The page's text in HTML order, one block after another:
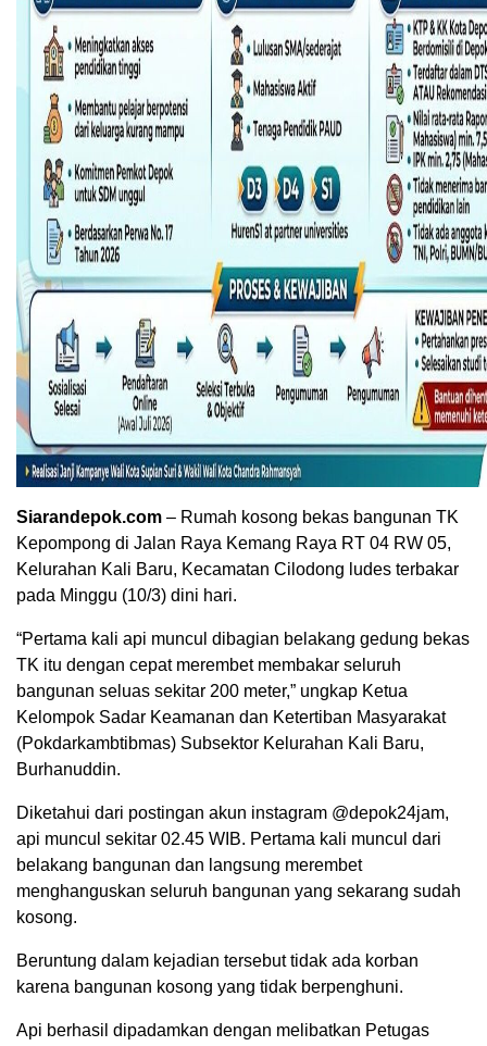
Siarandepok.com – Rumah kosong bekas bangunan TK
Kepompong di Jalan Raya Kemang Raya RT 04 RW 05,
Kelurahan Kali Baru, Kecamatan Cilodong ludes terbakar
pada Minggu (10/3) dini hari.
“Pertama kali api muncul dibagian belakang gedung bekas
TK itu dengan cepat merembet membakar seluruh
bangunan seluas sekitar 200 meter,” ungkap Ketua
Kelompok Sadar Keamanan dan Ketertiban Masyarakat
(Pokdarkambtibmas) Subsektor Kelurahan Kali Baru,
Burhanuddin.
Diketahui dari postingan akun instagram @depok24jam,
api muncul sekitar 02.45 WIB. Pertama kali muncul dari
belakang bangunan dan langsung merembet
menghanguskan seluruh bangunan yang sekarang sudah
kosong.
Beruntung dalam kejadian tersebut tidak ada korban
karena bangunan kosong yang tidak berpenghuni.
Api berhasil dipadamkan dengan melibatkan Petugas